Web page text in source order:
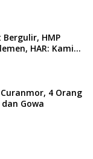
HMP
HAR: Kami
4 Orang
Gowa